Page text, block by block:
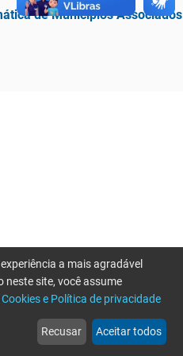
de Municípios Associados
web
Notícias
more_horiz
Mais
a mais agradável
neste site, você assume
e Política de privacidade
Recusar Aceitar todos
tente novamente